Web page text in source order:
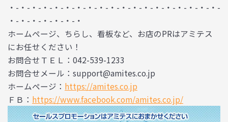
・-・-・-・-・-・-・-・-・-・-・-・-・-・-・-・-・-・-・-
・-・-・-・-・-・-・
ホームページ、ちらし、看板など、お店のPRはアミテス
にお任せください！
お問合せＴＥＬ：042-539-1233
お問合せメール：support@amites.co.jp
ホームページ： https://amites.co.jp
ＦＢ： https://www.facebook.com/amites.co.jp/